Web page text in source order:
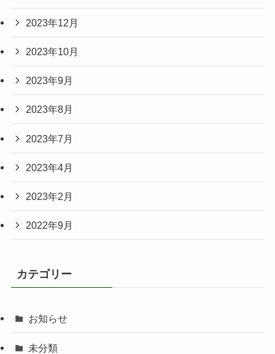
2023年12月
2023年10月
2023年9月
2023年8月
2023年7月
2023年4月
2023年2月
2022年9月
カテゴリー
お知らせ
未分類